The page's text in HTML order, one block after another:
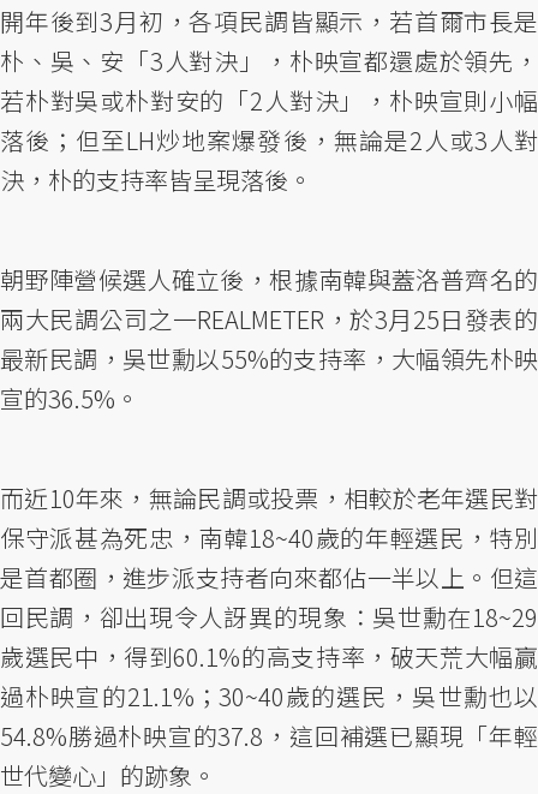
開年後到3月初，各項民調皆顯示，若首爾市長是
朴、吳、安「3人對決」，朴映宣都還處於領先，
若朴對吳或朴對安的「2人對決」，朴映宣則小幅
落後；但至LH炒地案爆發後，無論是2人或3人對
決，朴的支持率皆呈現落後。
朝野陣營候選人確立後，根據南韓與蓋洛普齊名的
兩大民調公司之一REALMETER，於3月25日發表的
最新民調，吳世勳以55%的支持率，大幅領先朴映
宣的36.5%。
而近10年來，無論民調或投票，相較於老年選民對
保守派甚為死忠，南韓18~40歲的年輕選民，特別
是首都圈，進步派支持者向來都佔一半以上。但這
回民調，卻出現令人訝異的現象：吳世勳在18~29
歲選民中，得到60.1%的高支持率，破天荒大幅贏
過朴映宣的21.1%；30~40歲的選民，吳世勳也以
54.8%勝過朴映宣的37.8，這回補選已顯現「年輕
世代變心」的跡象。